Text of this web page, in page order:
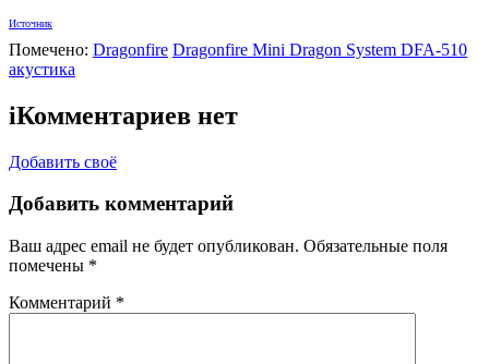
Источник
Помечено: Dragonfire Dragonfire Mini Dragon System DFA-510
акустика
iКомментариев нет
Добавить своё
Добавить комментарий
Ваш адрес email не будет опубликован. Обязательные поля
помечены *
Комментарий *